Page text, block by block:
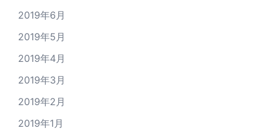
2019年6月
2019年5月
2019年4月
2019年3月
2019年2月
2019年1月